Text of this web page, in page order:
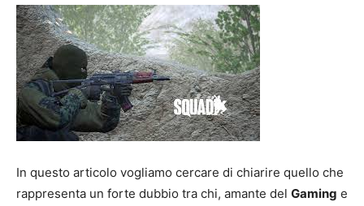
In questo articolo vogliamo cercare di chiarire quello che
rappresenta un forte dubbio tra chi, amante del Gaming e